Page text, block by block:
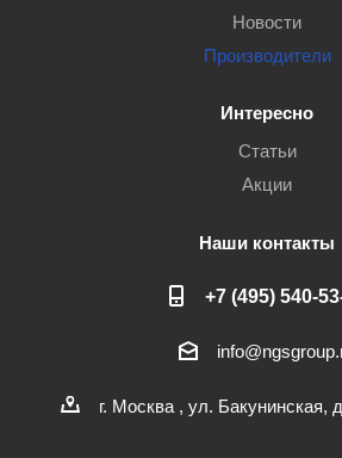
Новости
Производители
Интересно
Статьи
Акции
Наши контакты
+7 (495) 540-
г. Москва , ул. Бакунинская,